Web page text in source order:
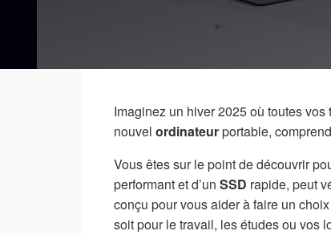
Imaginez un hiver 2025 où toutes
nouvel ordinateurportable,
Vous êtes sur le point de découvrir
performant et d’un SSD rapide, peut
conçu pour vous aider à faire un
soit pour le travail, les études ou vos